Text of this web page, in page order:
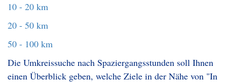
10 - 20 km
20 - 50 km
50 - 100 km
Die Umkreissuche nach Spaziergangsstunden soll Ihnen
einen Überblick geben, welche Ziele in der Nähe von "In